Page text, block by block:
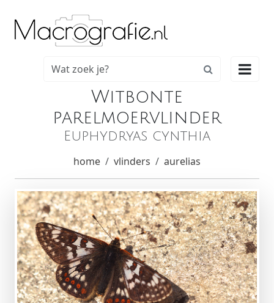

Witbonte
parelmoervlinder
Euphydryas cynthia
home vlinders aurelias